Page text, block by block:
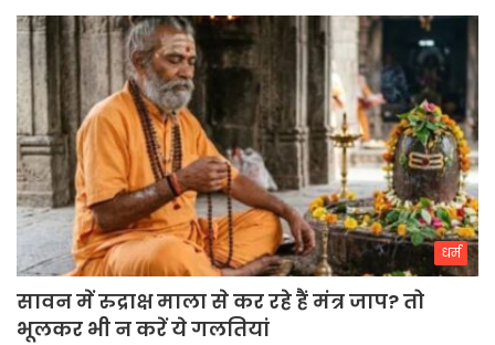
धर्म
सावन में रुद्राक्ष माला से कर रहे हैं मंत्र जाप? तो
भूलकर भी न करें ये गलतियां